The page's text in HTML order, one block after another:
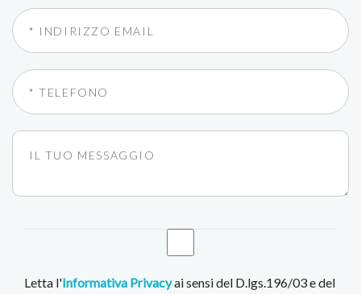
Letta l'Informativa Privacyai sensi del D.lgs.196/03 e del